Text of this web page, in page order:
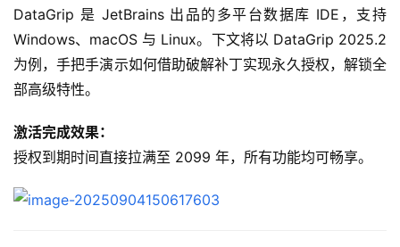
DataGrip 是 JetBrains 出品的多平台数据库 IDE，支持
Windows、macOS 与 Linux。下文将以 DataGrip 2025.2
为例，手把手演示如何借助破解补丁实现永久授权，解锁全
部高级特性。
激活完成效果：
授权到期时间直接拉满至 2099 年，所有功能均可畅享。